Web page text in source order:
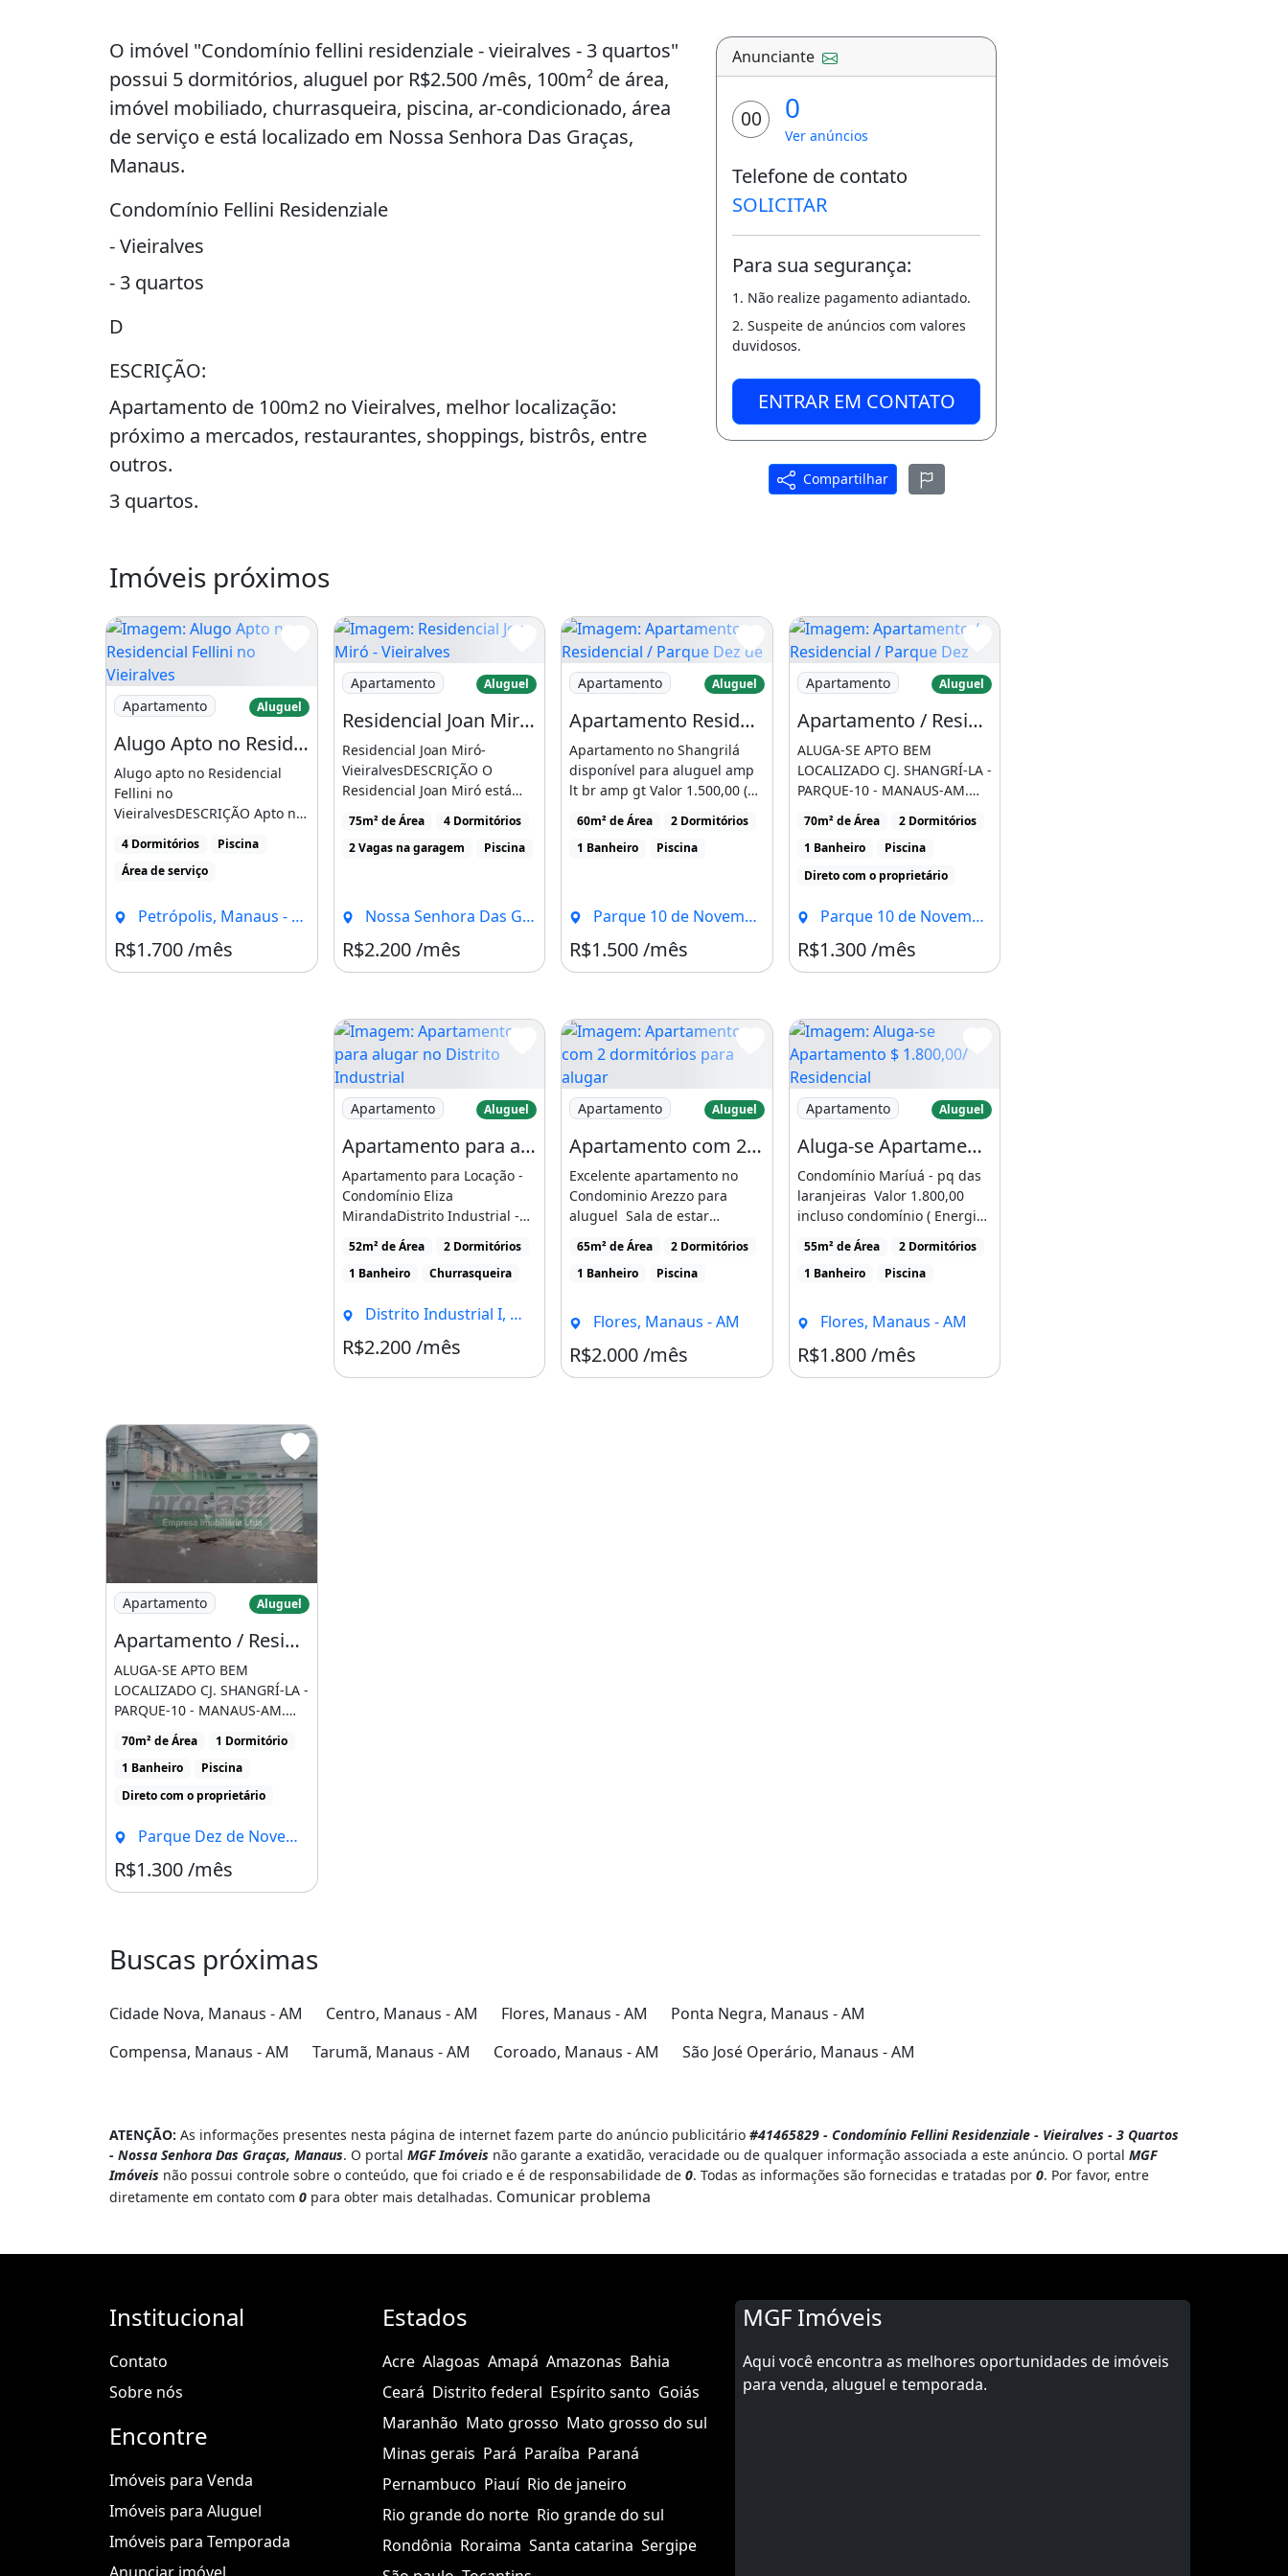
O imóvel "Condomínio fellini residenziale - vieiralves - 3 quartos"
possui 5 dormitórios, aluguel por R$2.500 /mês, 100m² de área,
imóvel mobiliado, churrasqueira, piscina, ar-condicionado, área
de serviço e está localizado em Nossa Senhora Das Graças,
Manaus.
Condomínio Fellini Residenziale
- Vieiralves
- 3 quartos
D
ESCRIÇÃO:
Apartamento de 100m2 no Vieiralves, melhor localização:
próximo a mercados, restaurantes, shoppings, bistrôs, entre
outros.
3 quartos.
Apenas 2.500 com cond.
Agende uma visita agora mesmo
(92) 99171-9284
(92) 98266-9680
Apartamento de 100m2 no Vieiralves, melhor localização:
próximo a mercados, restaurantes, shoppings, bistrôs, entre
outros. 3 quartos.
Semi-mobiliado.
Apenas 2.500 com cond.
Características:
Características do apartamento:
Anunciante
00 0
Ver anúncios
Telefone de contato
SOLICITAR
Para sua segurança:
1. Não realize pagamento adiantado.
2. Suspeite de anúncios com valores
duvidosos.
ENTRAR EM CONTATO
Compartilhar
Imóveis próximos
Imagem: Alugo Apto no Residencial Fellini no Vieiralves
Apartamento Aluguel
Alugo Apto no Residencial Fellini no Vieiralves
Alugo apto no Residencial
Fellini no
VieiralvesDESCRIÇÃO Apto no
em [...]
4 Dormitórios
Piscina
Área de serviço
Petrópolis, Manaus - AM
R$1.700 /mês
Imagem: Residencial Joan Miró - Vieiralves
Apartamento Aluguel
Residencial Joan Miró - Vieiralves
Residencial Joan Miró-
VieiralvesDESCRIÇÃO O
Residencial Joan Miró está
localizado no melhor do [...]
75m² de Área
4 Dormitórios
2 Vagas na garagem
Piscina
Nossa Senhora Das Graças, Manaus - AM
R$2.200 /mês
Imagem: Apartamento Residencial / Parque Dez de
Apartamento Aluguel
Apartamento Residencial / Parque Dez de Novembro
Apartamento no Shangrilá
disponível para aluguel amp
lt br amp gt Valor 1.500,00 (
incluso água [...]
60m² de Área
2 Dormitórios
1 Banheiro
Piscina
Parque 10 de Novembro, Manaus - AM
R$1.500 /mês
Imagem: Apartamento / Residencial / Parque Dez
Apartamento Aluguel
Apartamento / Residencial / Parque Dez de Novembro
ALUGA-SE APTO BEM
LOCALIZADO CJ. SHANGRÍ-LA -
PARQUE-10 - MANAUS-AM.
ALUGUEL R$ 1.300,00 02
QUARTOS [...]
70m² de Área
2 Dormitórios
1 Banheiro
Piscina
Direto com o proprietário
Parque 10 de Novembro, Manaus - AM
R$1.300 /mês
Imagem: Apartamento para alugar no Distrito Industrial
Apartamento Aluguel
Apartamento para alugar no Distrito Industrial, Manaus AM - Condomínio Eliza Miranda
Apartamento para Locação -
Condomínio Eliza
MirandaDistrito Industrial -
Manaus/AMValor da Locação
[...]
52m² de Área
2 Dormitórios
1 Banheiro
Churrasqueira
Distrito Industrial I, Manaus - AM
R$2.200 /mês Condomínio R$1
Imagem: Apartamento com 2 dormitórios para alugar
Apartamento Aluguel
Apartamento com 2 dormitórios para alugar, 65 m² por RS 2.000 - Flores - Manaus-AM
Excelente apartamento no
Condominio Arezzo para
aluguel Sala de estar
Varanda Banheiro social 2
quartos [...]
65m² de Área
2 Dormitórios
1 Banheiro
Piscina
Flores, Manaus - AM
R$2.000 /mês
Imagem: Aluga-se Apartamento $ 1.800,00/ Residencial
Apartamento Aluguel
Aluga-se Apartamento $ 1.800,00/ Residencial / Flores
Condomínio Maríuá - pq das
laranjeiras Valor 1.800,00
incluso condomínio ( Energia
e IPTU por [...]
55m² de Área
2 Dormitórios
1 Banheiro
Piscina
Flores, Manaus - AM
R$1.800 /mês
Imagem: Apartamento / Residencial / Parque Dez
Apartamento Aluguel
Apartamento / Residencial / Parque Dez de Novembro
ALUGA-SE APTO BEM
LOCALIZADO CJ. SHANGRÍ-LA -
PARQUE-10 - MANAUS-AM.
ALUGUEL R$ 1.300,00 01
QUARTO. [...]
70m² de Área
1 Dormitório
1 Banheiro
Piscina
Direto com o proprietário
Parque Dez de Novembro, Manaus - AM
R$1.300 /mês
Buscas próximas
Cidade Nova, Manaus - AM Centro, Manaus - AM Flores, Manaus - AM
Ponta Negra, Manaus - AM
Compensa, Manaus - AM
Tarumã, Manaus - AM Coroado, Manaus - AM São José Operário, Manaus - AM
ATENÇÃO: As informações presentes nesta página de internet fazem parte do anúncio publicitário #41465829 - Condomínio Fellini Residenziale - Vieiralves - 3 Quartos
- Nossa Senhora Das Graças, Manaus. O portal MGF Imóveis não garante a exatidão, veracidade ou de qualquer informação associada a este anúncio. O portal MGF
Imóveis não possui controle sobre o conteúdo, que foi criado e é de responsabilidade de 0. Todas as informações são fornecidas e tratadas por 0. Por favor, entre
diretamente em contato com 0 para obter mais detalhadas. Comunicar problema
Institucional
Contato
Sobre nós
Encontre
Imóveis para Venda
Imóveis para Aluguel
Imóveis para Temporada
Estados
Acre Alagoas Amapá Amazonas Bahia
Ceará Distrito federal Espírito santo Goiás
Maranhão Mato grosso Mato grosso do sul
Minas gerais Pará Paraíba Paraná
Pernambuco Piauí Rio de janeiro
Rio grande do norte Rio grande do sul
Rondônia Roraima Santa catarina Sergipe
MGF Imóveis
Aqui você encontra as melhores oportunidades de imóveis
para venda, aluguel e temporada.